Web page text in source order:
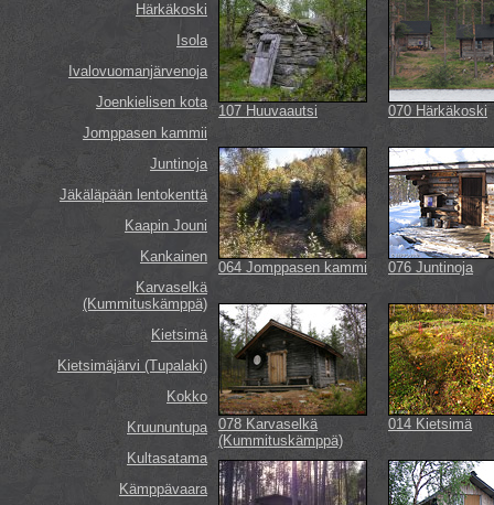
Härkäkoski
Isola
Ivalovuomanjärvenoja
Joenkielisen kota
Jomppasen kammii
Juntinoja
Jäkäläpään lentokenttä
Kaapin Jouni
Kankainen
Karvaselkä
(Kummituskämppä)
Kietsimä
Kietsimäjärvi (Tupalaki)
Kokko
Kruununtupa
Kultasatama
Kämppävaara
107 Huuvaautsi 070 Härkäkoski
064 Jomppasen kammi 076 Juntinoja
078 Karvaselkä
(Kummituskämppä)
014 Kietsimä